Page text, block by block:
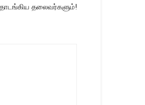
தலைவர்களும்!